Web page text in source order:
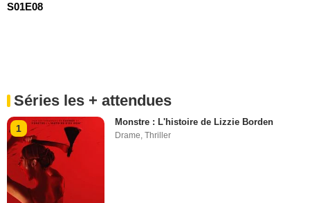
S01E08
Séries les + attendues
1
Monstre : L'histoire de Lizzie Borden
Drame,Thriller